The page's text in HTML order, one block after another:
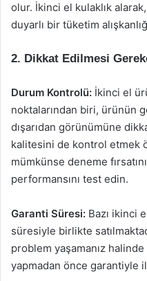
olur. İkinci el kulaklık
duyarlı bir tüketim
2. Dikkat Edilmesi
Durum Kontrolü: İkinci el
noktalarından biri, ürünün
dışarıdan görünümüne
kalitesini de kontrol etmek
mümkünse deneme
performansını test edin.
Garanti Süresi: Bazı ikinci
süresiyle birlikte
problem yaşamanız
yapmadan önce garantiyle